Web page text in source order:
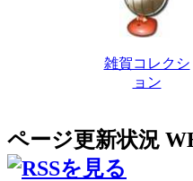
雑賀コレクシ
ョン
ページ更新状況